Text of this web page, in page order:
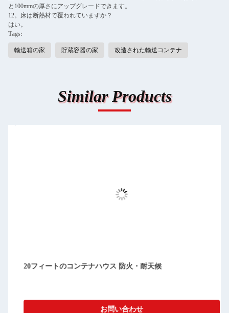
と100mmの厚さにアップグレードできます。
12。床は断熱材で覆われていますか？
はい。
Tags:
輸送箱の家 貯蔵容器の家 改造された輸送コンテナ
Similar Products
コンパクト 切り離せる プリファブ コンテナ の 家 清掃 が 簡
お問い合わせ